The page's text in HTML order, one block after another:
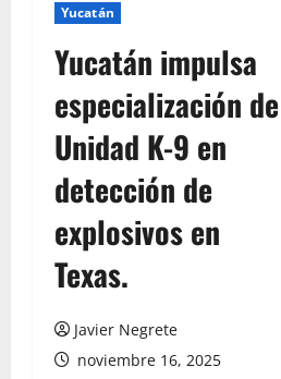
Yucatán
Yucatán impulsa
especialización de
Unidad K-9 en
detección de
explosivos en
Texas.
Javier Negrete
noviembre 16, 2025